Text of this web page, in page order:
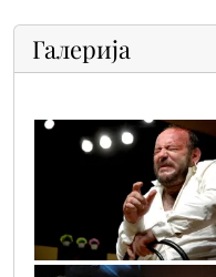
Галерија
balkanski_spijun_7